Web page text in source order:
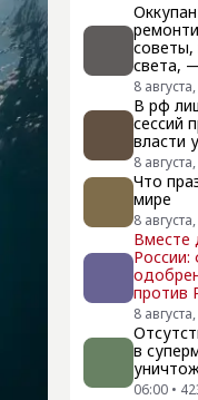
света,
8
В рф
сессий
власти
8
Что
мире
8
Вместе
России:
против
8
в
06:00 •